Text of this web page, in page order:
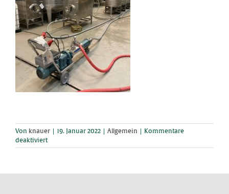
Von knauer 19. Januar 2022 Allgemein
Kommentare
deaktiviertfür
Vorbereitungen